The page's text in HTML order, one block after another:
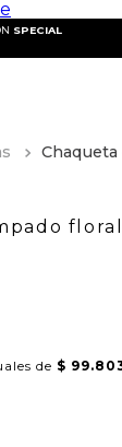
SPECIAL
floral
de $